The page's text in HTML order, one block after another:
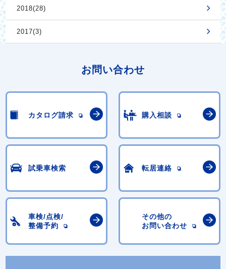
2018(28)
2017(3)
お問い合わせ
カタログ請求 購入相談
試乗車検索 転居連絡
車検/点検/
整備予約
その他の
お問い合わせ